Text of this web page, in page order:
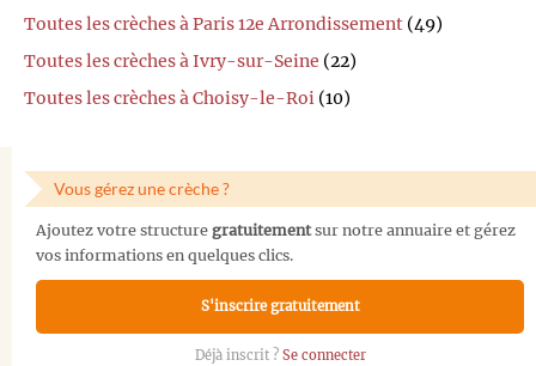
Toutes les crèches à Paris 12e Arrondissement (49)
Toutes les crèches à Ivry-sur-Seine (22)
Toutes les crèches à Choisy-le-Roi (10)
Vous gérez une crèche ?
Ajoutez votre structure gratuitementsur notre annuaire et gérez
vos informations en quelques clics.
S'inscrire gratuitement
Déjà inscrit ? Se connecter